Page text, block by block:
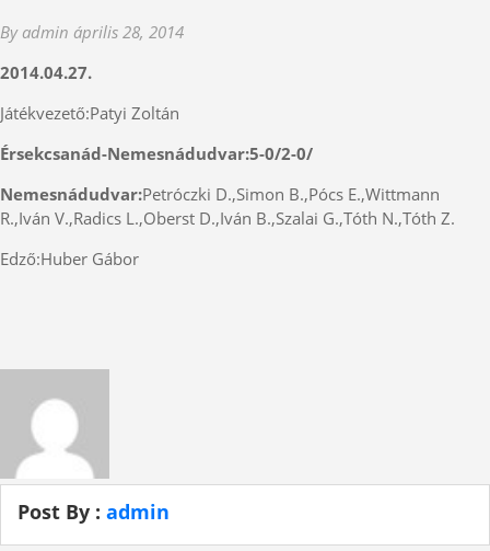
By admin április 28, 2014
2014.04.27.
Játékvezető:Patyi Zoltán
Érsekcsanád-Nemesnádudvar:5-0/2-0/
Nemesnádudvar:Petróczki D.,Simon B.,Pócs E.,Wittmann
R.,Iván V.,Radics L.,Oberst D.,Iván B.,Szalai G.,Tóth N.,Tóth Z.
Edző:Huber Gábor
Post By : admin